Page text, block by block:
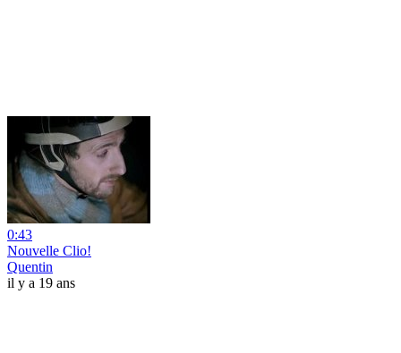
0:43
Nouvelle Clio!
Quentin
il y a 19 ans